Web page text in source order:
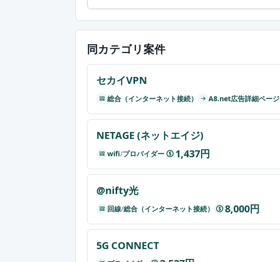
同カテゴリ案件
セカイVPN
総合（インターネット接続） A8.net広告詳細ページ
NETAGE (ネットエイジ)
wifi/プロバイダー $ 1,437円
@nifty光
回線/総合（インターネット接続） $ 8,000円
5G CONNECT